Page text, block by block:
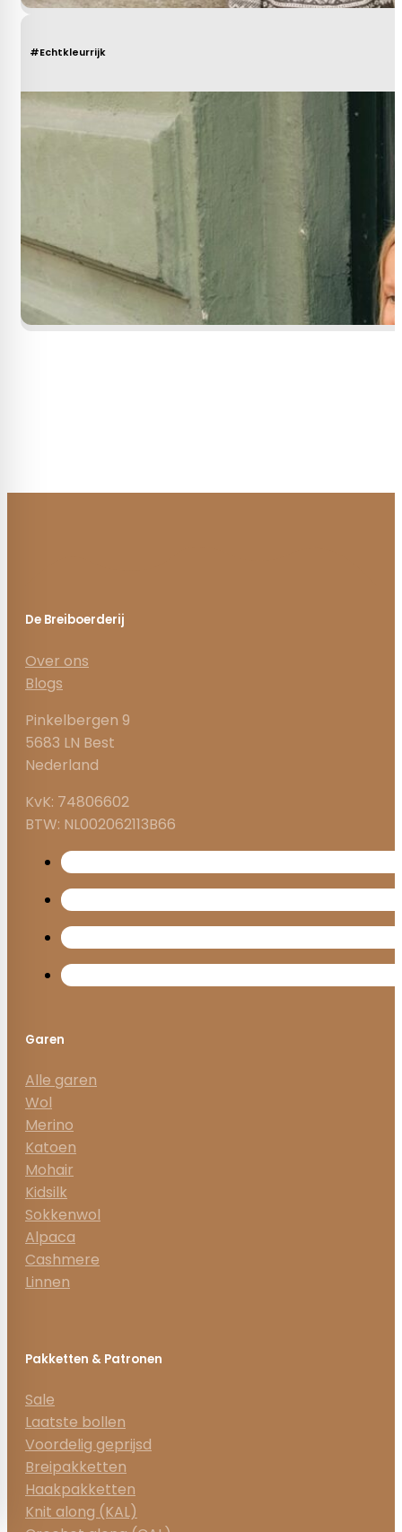
#Echtkleurrijk
De Breiboerderij
Over ons
Blogs
Pinkelbergen 9
5683 LN Best
Nederland
KvK: 74806602
BTW: NL002062113B66
Garen
Alle garen
Wol
Merino
Katoen
Mohair
Kidsilk
Sokkenwol
Alpaca
Cashmere
Linnen
Pakketten & Patronen
Sale
Laatste bollen
Voordelig geprijsd
Breipakketten
Haakpakketten
Knit along (KAL)